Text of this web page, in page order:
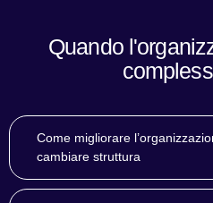
Quando
Come migliorare
cambiare struttura